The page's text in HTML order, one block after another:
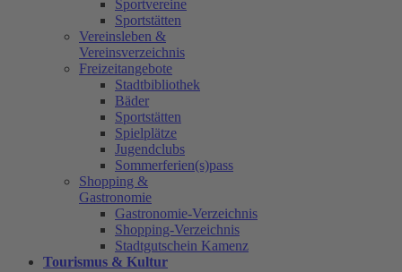
Sportvereine
Sportstätten
Vereinsleben &
Vereinsverzeichnis
Freizeitangebote
Stadtbibliothek
Bäder
Sportstätten
Spielplätze
Jugendclubs
Sommerferien(s)pass
Shopping &
Gastronomie
Gastronomie-Verzeichnis
Shopping-Verzeichnis
Stadtgutschein Kamenz
Tourismus & Kultur